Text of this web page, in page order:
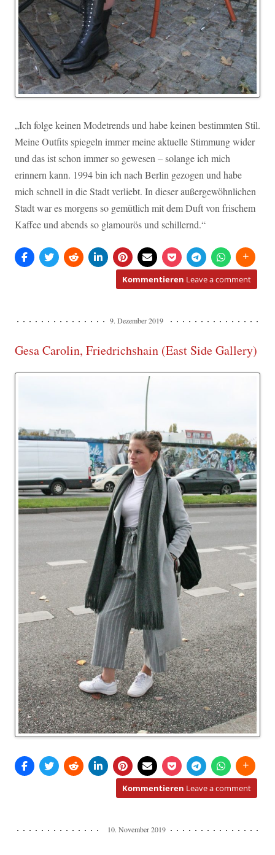
„Ich folge keinen Modetrends und habe keinen bestimmten Stil.
Meine Outfits spiegeln immer meine aktuelle Stimmung wider
und das ist schon immer so gewesen – solange ich mich
erinnern kann. 1994 bin ich nach Berlin gezogen und habe
mich schnell in die Stadt verliebt. In dieser außergewöhnlichen
Stadt war es morgens so gemütlich mit dem Duft von frischem
Kaffee und abends so glamourös und schillernd.“
Kommentieren Leave a comment
9. Dezember 2019
Gesa Carolin, Friedrichshain (East Side Gallery)
Kommentieren Leave a comment
10. November 2019